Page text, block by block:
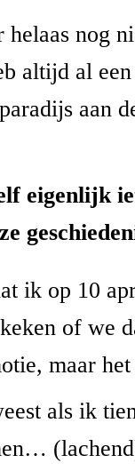
helaas nog
altijd al
aan
eigenlijk
ik op 10
of we
maar
als ik